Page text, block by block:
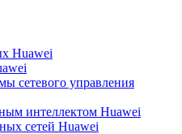
Huawei
сетевого управления
интеллектом Huawei
сетей Huawei